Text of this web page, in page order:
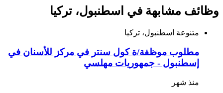
وظائف مشابهة في اسطنبول، تركيا
متنوعة اسطنبول، تركيا
مطلوب موظفة/ة كول سنتر في مركز للأسنان في
إسطنبول - جمهوريات مهلسي
منذ شهر